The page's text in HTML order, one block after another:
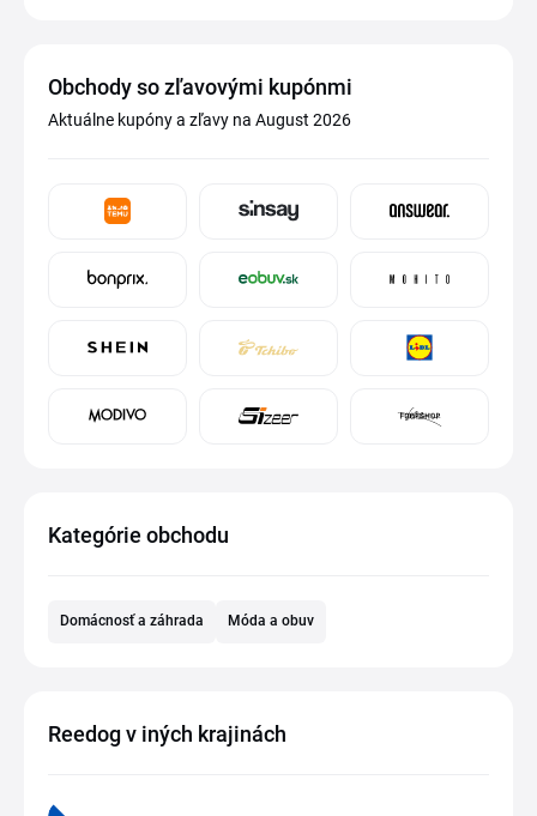
Obchody so zľavovými kupónmi
Aktuálne kupóny a zľavy na August 2026
Kategórie obchodu
Domácnosť a záhrada Móda a obuv
Reedog v iných krajinách